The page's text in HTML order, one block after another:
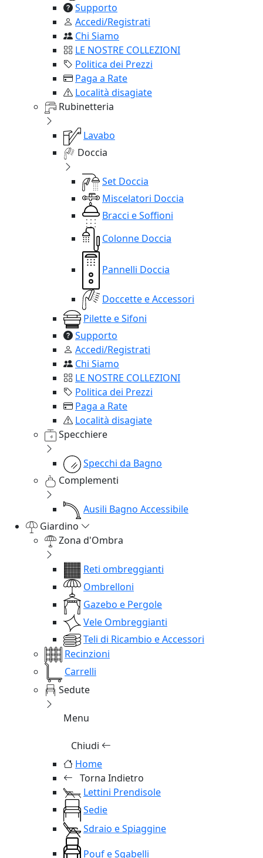
Supporto
Accedi/Registrati
Chi Siamo
LE NOSTRE COLLEZIONI
Politica dei Prezzi
Paga a Rate
Località disagiate
Rubinetteria
Lavabo
Doccia
Set Doccia
Miscelatori Doccia
Bracci e Soffioni
Colonne Doccia
Pannelli Doccia
Doccette e Accessori
Pilette e Sifoni
Supporto
Accedi/Registrati
Chi Siamo
LE NOSTRE COLLEZIONI
Politica dei Prezzi
Paga a Rate
Località disagiate
Specchiere
Specchi da Bagno
Complementi
Ausili Bagno Accessibile
Giardino
Zona d'Ombra
Reti ombreggianti
Ombrelloni
Gazebo e Pergole
Vele Ombreggianti
Teli di Ricambio e Accessori
Recinzioni
Carrelli
Sedute
Menu
Chiudi
Home
Torna Indietro
Lettini Prendisole
Sedie
Sdraio e Spiaggine
Pouf e Sgabelli